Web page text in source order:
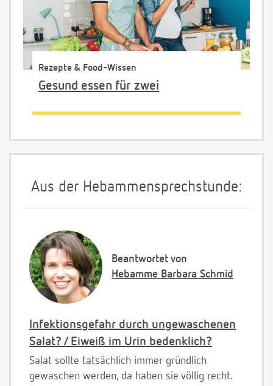
Rezepte & Food-Wissen
Gesund essen für zwei
Aus der Hebammensprechstunde:
Beantwortet von
Hebamme Barbara Schmid
Infektionsgefahr durch ungewaschenen
Salat? / Eiweiß im Urin bedenklich?
Salat sollte tatsächlich immer gründlich
gewaschen werden, da haben sie völlig recht.